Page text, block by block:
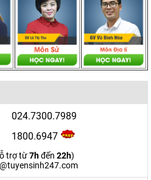
024.7300.7989
1800.6947
trợ từ7hđến 22h)